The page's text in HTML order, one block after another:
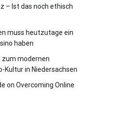
– Ist das noch ethisch
muss heutzutage ein
haben
modernen
Kultur in Niedersachsen
on Overcoming Online